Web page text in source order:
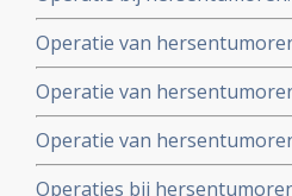
Multiforme) toch een groot
voor langere levensduur,
Operatie van
nauwkeuriger grenzen aan
met als resultaat
Operatie van
van extra miscroscoop
hoe operatie verloopt.
Operatie van
hersentumoren in
Operaties bij